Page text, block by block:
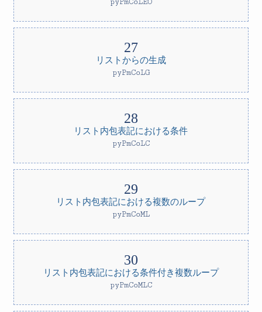
リストからの生成
pyPmCoLG
リスト内包表記における条件
pyPmCoLC
リスト内包表記における複数のループ
pyPmCoML
リスト内包表記における条件付き複数ループ
pyPmCoMLC